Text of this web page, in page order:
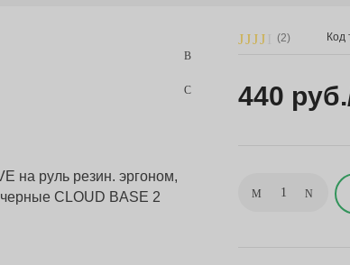
(2) Код
440 руб.